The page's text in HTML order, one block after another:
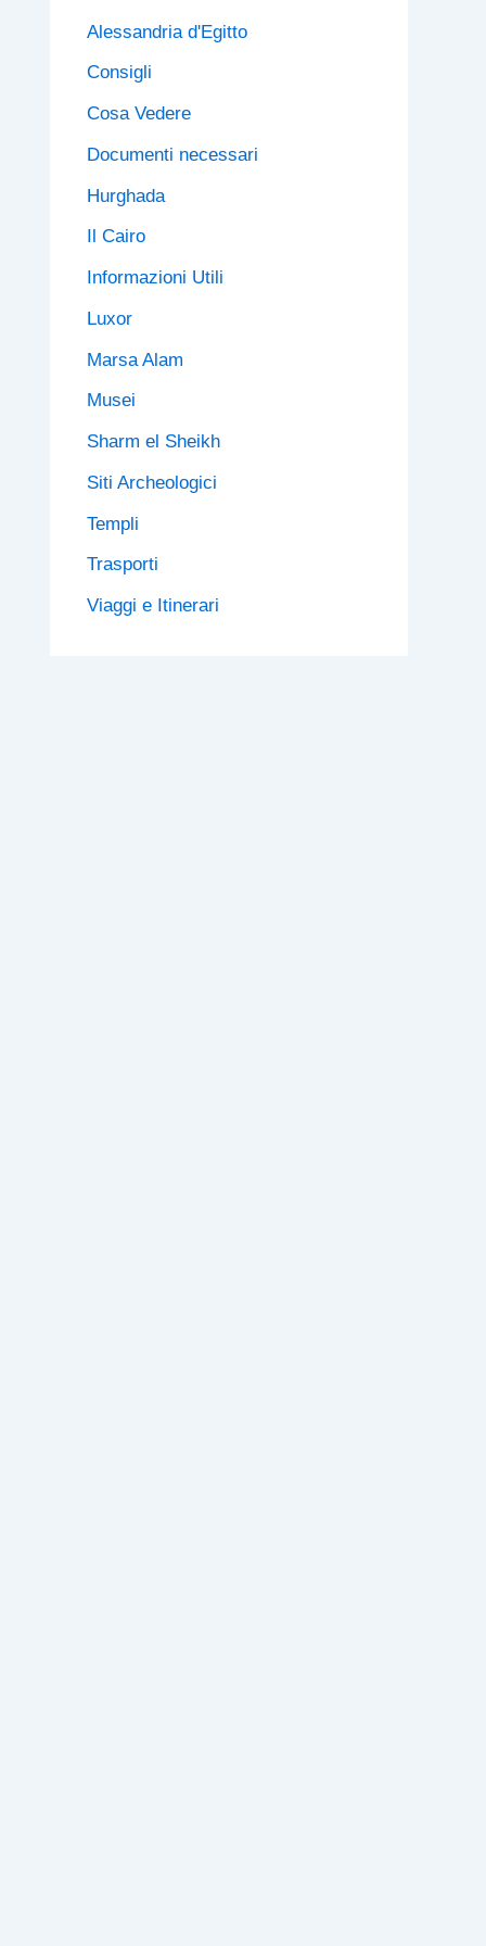
.Alessandria d'Egitto
Consigli
Cosa Vedere
Documenti necessari
Hurghada
Il Cairo
Informazioni Utili
Luxor
Marsa Alam
Musei
Sharm el Sheikh
Siti Archeologici
Templi
Trasporti
Viaggi e Itinerari